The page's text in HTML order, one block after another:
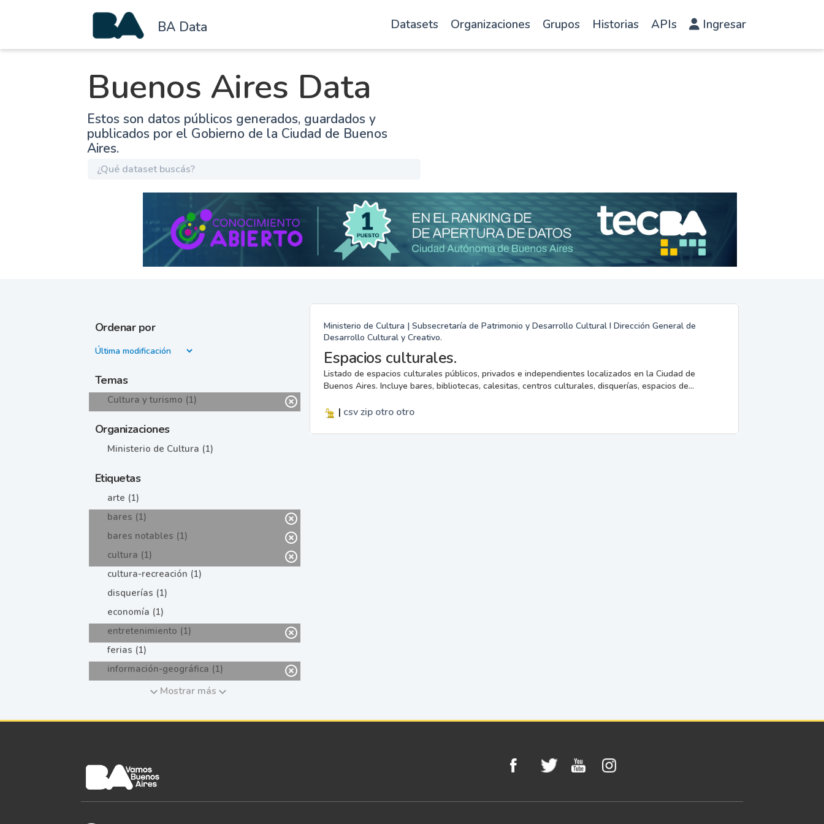
BA Data Datasets Organizaciones Grupos Historias APIs Ingresar
Buenos Aires Data
Estos son datos públicos generados, guardados y
publicados por el Gobierno de la Ciudad de Buenos
Aires.
Ordenar por
Temas
Cultura y turismo (1)
Organizaciones
Ministerio de Cultura (1)
Etiquetas
arte (1)
bares (1)
bares notables (1)
cultura (1)
cultura-recreación (1)
disquerías (1)
economía (1)
entretenimiento (1)
ferias (1)
información-geográfica (1)
Mostrar más
Ministerio de Cultura | Subsecretaría de Patrimonio y Desarrollo Cultural I Dirección General de
Desarrollo Cultural y Creativo.
Espacios culturales.
Listado de espacios culturales públicos, privados e independientes localizados en la Ciudad de
Buenos Aires. Incluye bares, bibliotecas, calesitas, centros culturales, disquerías, espacios de...
| csvzip otro otro